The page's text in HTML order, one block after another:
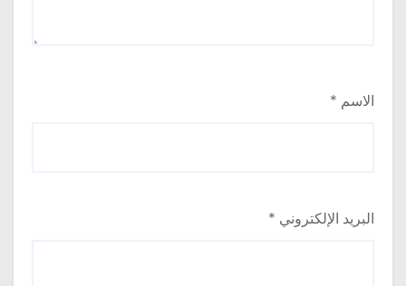
الاسم *
البريد الإلكتروني *